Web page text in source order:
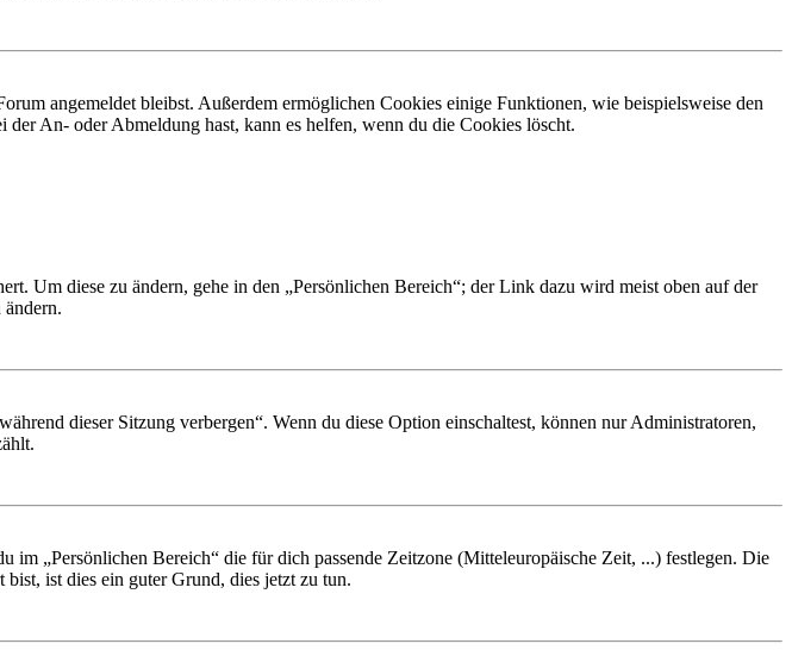
angemeldet bleibst. Außerdem ermöglichen Cookies einige Funktionen, wie beispielsweise den
An- oder Abmeldung hast, kann es helfen, wenn du die Cookies löscht.
Um diese zu ändern, gehe in den „Persönlichen Bereich“; der Link dazu wird meist oben auf der
dieser Sitzung verbergen“. Wenn du diese Option einschaltest, können nur Administratoren,
„Persönlichen Bereich“ die für dich passende Zeitzone (Mitteleuropäische Zeit, ...) festlegen. Die
ist dies ein guter Grund, dies jetzt zu tun.